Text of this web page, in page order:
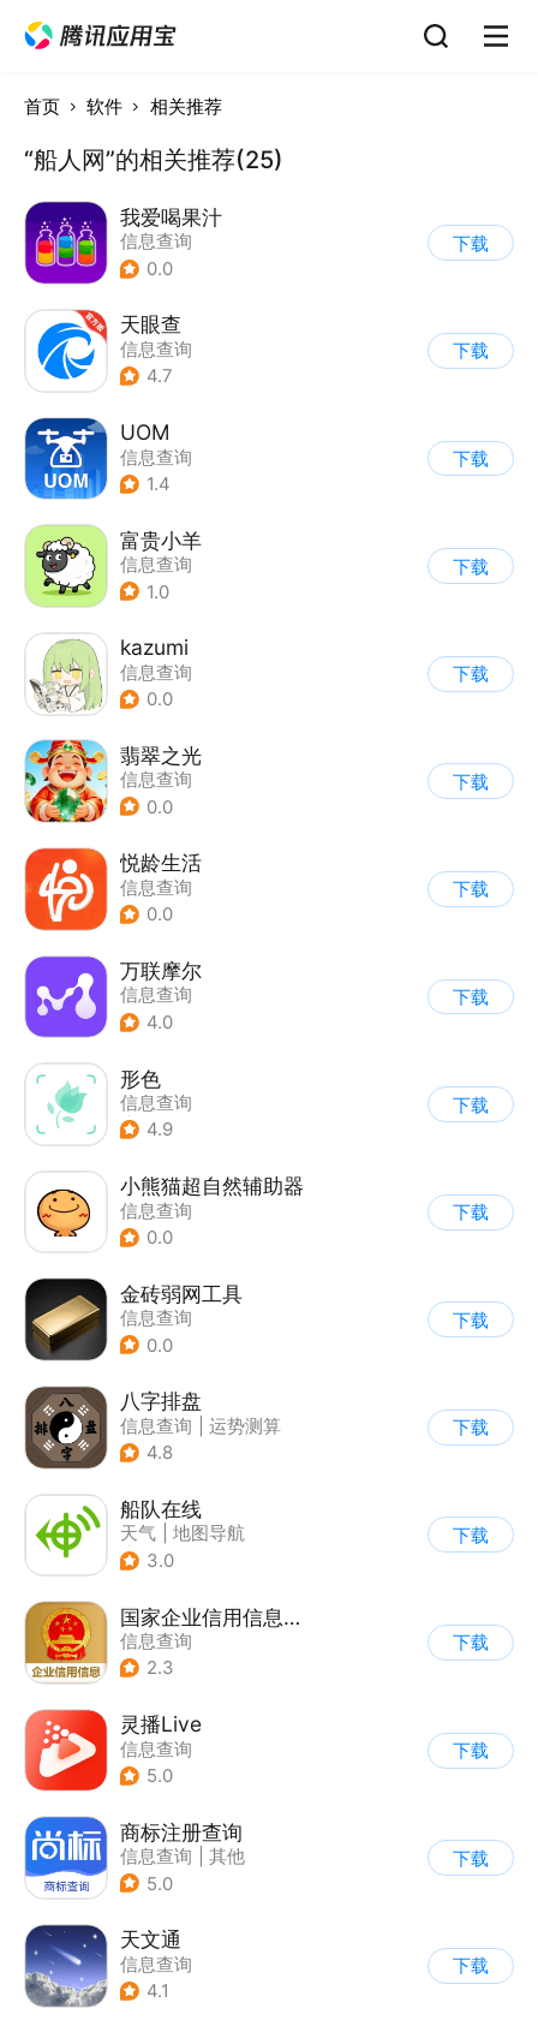
首页 软件 相关推荐
“船人网”的相关推荐(25)
我爱喝果汁
信息查询
0.0
下载
天眼查
信息查询
4.7
下载
UOM
信息查询
1.4
下载
富贵小羊
信息查询
1.0
下载
kazumi
信息查询
0.0
下载
翡翠之光
信息查询
0.0
下载
悦龄生活
信息查询
0.0
下载
万联摩尔
信息查询
4.0
下载
形色
信息查询
| 图片分享社区
4.9
下载
小熊猫超自然辅助器
信息查询
0.0
下载
金砖弱网工具
信息查询
0.0
下载
八字排盘
信息查询
运势测算
4.8
下载
船队在线
天气
地图导航
| 信息查询
3.0
下载
国家企业信用信息公示系统
信息查询
2.3
下载
灵播Live
信息查询
5.0
下载
商标注册查询
信息查询
其他
5.0
下载
天文通
信息查询
4.1
下载